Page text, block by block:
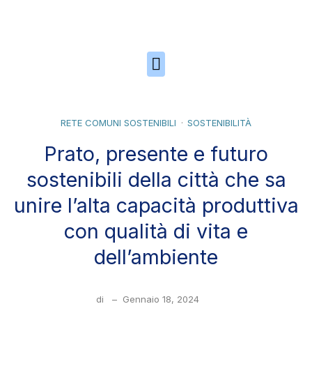
RETE COMUNI SOSTENIBILI SOSTENIBILITÀ
Prato, presente e futuro
sostenibili della città che sa
unire l’alta capacità produttiva
con qualità di vita e
dell’ambiente
di – Gennaio 18, 2024